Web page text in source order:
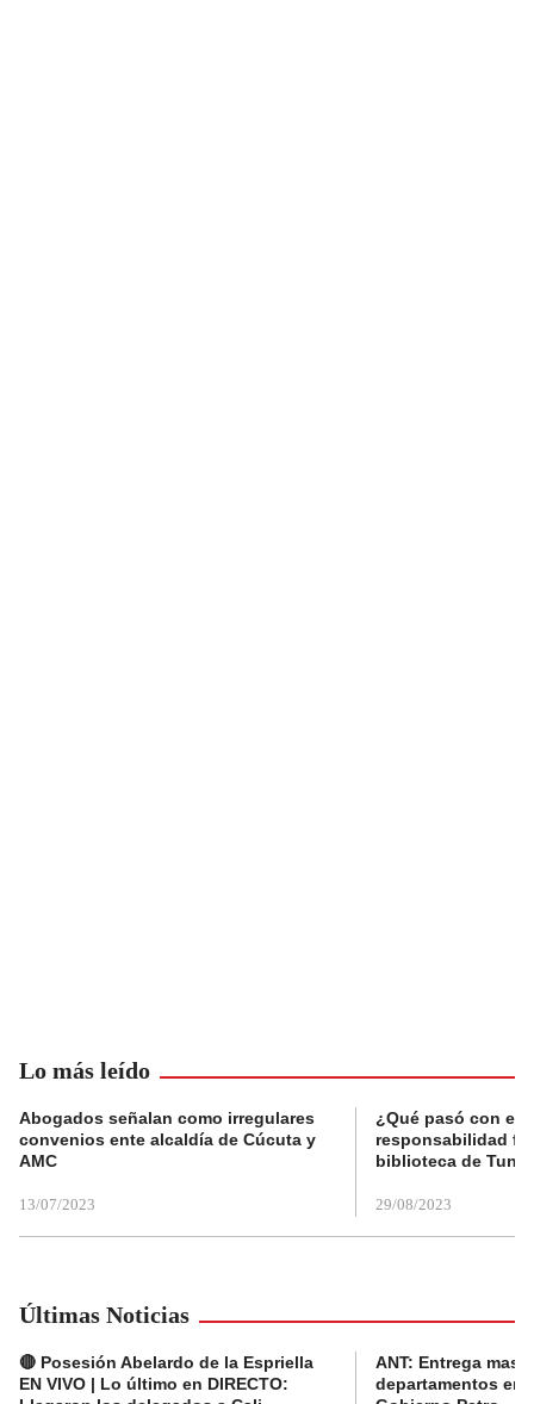
Lo más leído
Abogados señalan como irregulares
convenios ente alcaldía de Cúcuta y
AMC
13/07/2023
¿Qué pasó con el
responsabilidad
biblioteca de
29/08/2023
Últimas Noticias
🔴 Posesión Abelardo de la Espriella
EN VIVO | Lo último en DIRECTO:
ANT: Entrega
departamentos en